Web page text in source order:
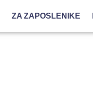
ZA ZAPOSLENIKE